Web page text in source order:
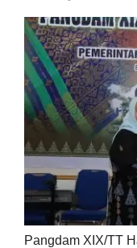
Pangdam XIX/TT